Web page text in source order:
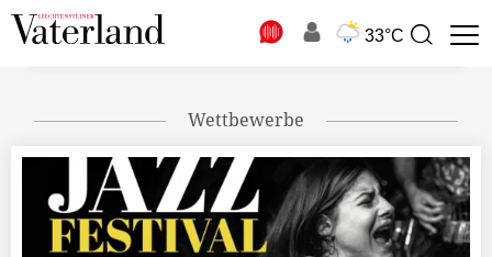
33°C
Suchbegriff
Wettbewerbe